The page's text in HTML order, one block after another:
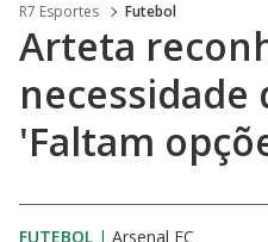
R7 Esportes Futebol
Arteta
necessidade
'Faltam
FUTEBOL | Arsenal FC